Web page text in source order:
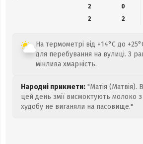
2
0
2
2
На термометрі від +14°C до
для перебування на вулиці. З
мінлива хмарність.
Народні прикмети: "Матія (Матвія).
цей день змії висмоктують молоко
худобу не виганяли на пасовище."